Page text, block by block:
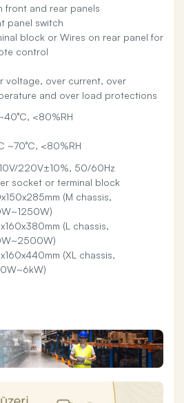
front and rear panels
panel switch
block or Wires on rear panel for
control
voltage, over current, over
and over load protections
<80%RH
~70°C, <80%RH
220V±10%, 50/60Hz
socket or terminal block
(M chassis,
(L chassis,
(XL chassis,